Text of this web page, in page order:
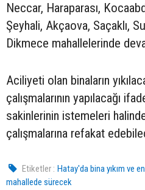
Neccar, Haraparası,
Şeyhali, Akçaova, Saçaklı,
Dikmece mahallelerinde
Aciliyeti olan binaların
çalışmalarının yapılacağı
sakinlerinin istemeleri
çalışmalarına refakat
Etiketler : Hatay'da bina yıkım ve
mahallede sürecek